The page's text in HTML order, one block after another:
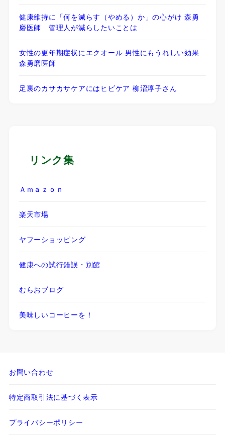
健康維持に「何を減らす（やめる）か」の心がけ 森勇
磨医師 管理人が減らしたいことは
女性の更年期症状にエクオール 男性にもうれしい効果
森勇磨医師
足裏のカサカサケアにはヒビケア 柳沼淳子さん
リンク集
Ａｍａｚｏｎ
楽天市場
ヤフーショッピング
健康への試行錯誤・別館
むらおブログ
美味しいコーヒーを！
お問い合わせ
特定商取引法に基づく表示
プライバシーポリシー